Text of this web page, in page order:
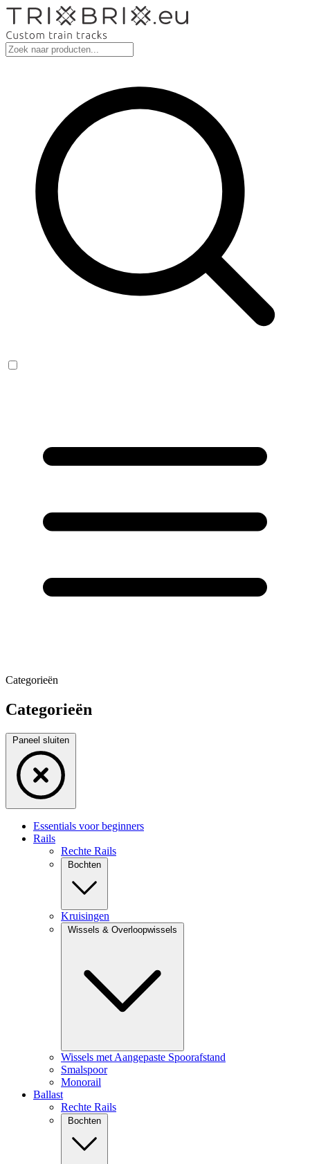
Categorieën
Categorieën
Paneel sluiten
Essentials voor beginners
Rails
Rechte Rails
Bochten
Kruisingen
Wissels & Overloopwissels
Wissels met Aangepaste Spoorafstand
Smalspoor
Monorail
Ballast
Rechte Rails
Bochten